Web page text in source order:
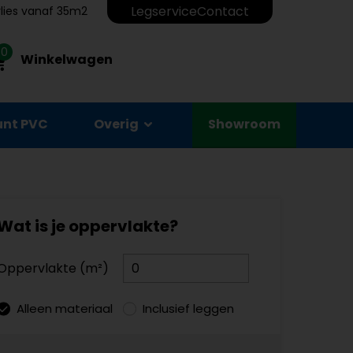
vanaf 35m2 LegserviceContact
0 Winkelwagen
PVC Overig Showroom
is je oppervlakte?
(m²)
Alleen materiaal Inclusief leggen